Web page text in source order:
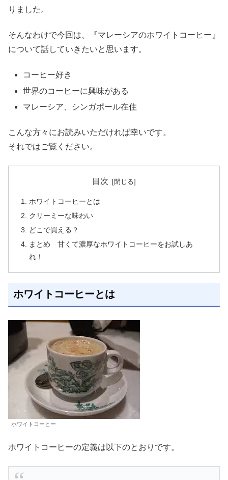
りました。
そんなわけで今回は、『マレーシアのホワイトコーヒー』
について話していきたいと思います。
コーヒー好き
世界のコーヒーに興味がある
マレーシア、シンガポール在住
こんな方々にお読みいただければ幸いです。
それではご覧ください。
目次
ホワイトコーヒーとは
クリーミーな味わい
どこで買える？
まとめ 甘くて濃厚なホワイトコーヒーをお試しあ
れ！
ホワイトコーヒーとは
ホワイトコーヒー
ホワイトコーヒーの定義は以下のとおりです。